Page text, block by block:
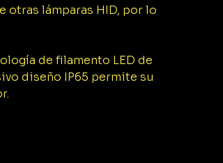
otras lámparas HID, por lo
de filamento LED de
diseño IP65 permite su